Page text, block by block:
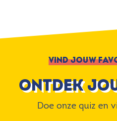
VIND JOUW
ontdek
Doe onze quiz en